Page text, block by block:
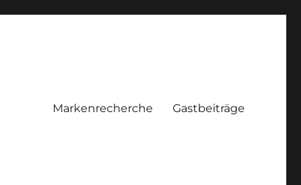
Markenrecherche Gastbeiträge